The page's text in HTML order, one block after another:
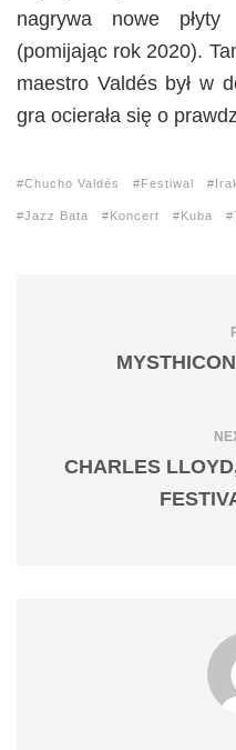
nagrywa nowe
(pomijając rok 2020).
maestro Valdés był w
gra ocierała się o
Chucho Valdés Festiwal
Jazz Bata Koncert Kuba
CHARLES